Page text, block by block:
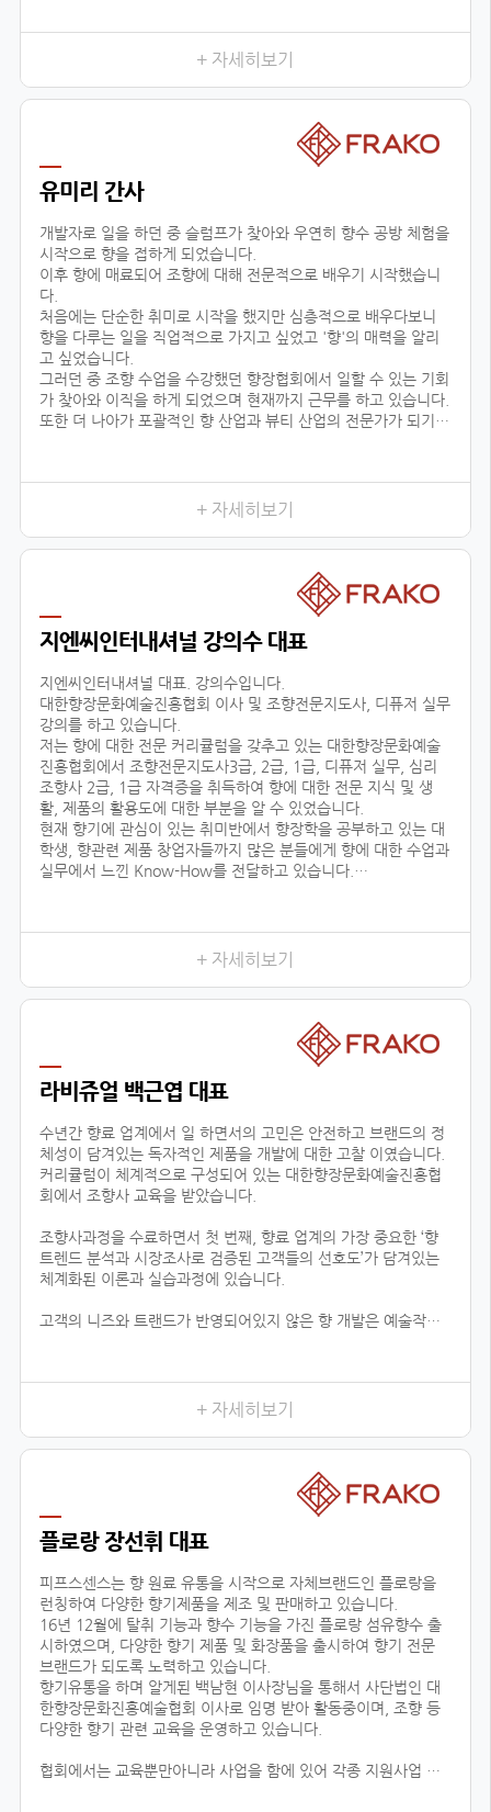
교육 시, 창작자의 의도를 파악하기 위해 교육생 분들과 긴밀한
소통을 하며, 디테일한 조향 스킬을 코칭하고 있습니다.여러분 마
삶의 향기를 마음으로 맡을 수 있는 그날까지 대한향장문화예술
+ 자세히보기
유미리 간사
개발자로 일을 하던 중 슬럼프가 찾아와 우연히 향수 공방 체험을
시작으로 향을 접하게 되었습니다.
이후 향에 매료되어 조향에 대해 전문적으로 배우기 시작했습니
다.
처음에는 단순한 취미로 시작을 했지만 심층적으로 배우다보니
향을 다루는 일을 직업적으로 가지고 싶었고 '향'의 매력을 알리
고 싶었습니다.
그러던 중 조향 수업을 수강했던 향장협회에서 일할 수 있는 기회
가 찾아와 이직을 하게 되었으며 현재까지 근무를 하고 있습니다.
또한 더 나아가 포괄적인 향 산업과 뷰티 산업의 전문가가 되기
시작한다며 우려했지만
+ 자세히보기
지엔씨인터내셔널 강의수 대표
지엔씨인터내셔널 대표. 강의수입니다.
대한향장문화예술진흥협회 이사 및 조향전문지도사, 디퓨저 실무
강의를 하고 있습니다.
저는 향에 대한 전문 커리큘럼을 갖추고 있는 대한향장문화예술
진흥협회에서 조향전문지도사3급, 2급, 1급, 디퓨저 실무, 심리
조향사 2급, 1급 자격증을 취득하여 향에 대한 전문 지식 및 생
활, 제품의 활용도에 대한 부분을 알 수 있었습니다.
현재 향기에 관심이 있는 취미반에서 향장학을 공부하고 있는 대
학생, 향관련 제품 창업자들까지 많은 분들에게 향에 대한 수업과
실무에서 느낀 Know-How를 전달하고 있습니다.
등을 생산, 판매, 수출하고 있으며, 타 브랜드 제품 기획, 컨설팅
+ 자세히보기
라비쥬얼 백근엽 대표
수년간 향료 업계에서 일 하면서의 고민은 안전하고 브랜드의 정
체성이 담겨있는 독자적인 제품을 개발에 대한 고찰 이였습니다.
커리큘럼이 체계적으로 구성되어 있는 대한향장문화예술진흥협
회에서 조향사 교육을 받았습니다.
조향사과정을 수료하면서 첫 번째, 향료 업계의 가장 중요한 ‘향
트렌드 분석과 시장조사로 검증된 고객들의 선호도’가 담겨있는
체계화된 이론과 실습과정에 있습니다.
고객의 니즈와 트랜드가 반영되어있지 않은 향 개발은 예술작품
것이 중요하다고 느껴왔습니다.
이런 부분에서 향장협회의 커리큘럼은 향료 업계에 있는 모든 향
의 타입을 체계적 분하고 습득함으로서, 제품 이해 및 분석을 위
한 이론을 잡아주며, 실질적으로 제품의 기획단계까지 연결된다
이는 공방창업, 브랜드출시, 향 관련 비즈니스 등의 분야에 더할
두 번째, 다양한 분야에서 접목이 가능한 교육입니다.
+ 자세히보기
플로랑 장선휘 대표
피프스센스는 향 원료 유통을 시작으로 자체브랜드인 플로랑을
런칭하여 다양한 향기제품을 제조 및 판매하고 있습니다.
16년 12월에 탈취 기능과 향수 기능을 가진 플로랑 섬유향수 출
시하였으며, 다양한 향기 제품 및 화장품을 출시하여 향기 전문
브랜드가 되도록 노력하고 있습니다.
향기유통을 하며 알게된 백남현 이사장님을 통해서 사단법인 대
한향장문화진흥예술협회 이사로 임명 받아 활동중이며, 조향 등
다양한 향기 관련 교육을 운영하고 있습니다.
협회에서는 교육뿐만아니라 사업을 함에 있어 각종 지원사업 공